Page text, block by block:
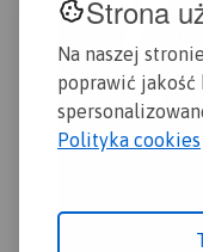
Strona
Na naszej
poprawić jakość
Polityka cookies